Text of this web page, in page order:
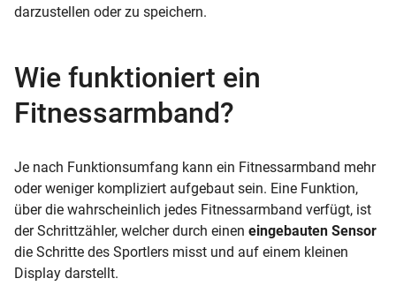
darzustellen oder zu speichern.
Wie funktioniert ein
Fitnessarmband?
Je nach Funktionsumfang kann ein Fitnessarmband mehr
oder weniger kompliziert aufgebaut sein. Eine Funktion,
über die wahrscheinlich jedes Fitnessarmband verfügt, ist
der Schrittzähler, welcher durch einen eingebauten Sensor
die Schritte des Sportlers misst und auf einem kleinen
Display darstellt.